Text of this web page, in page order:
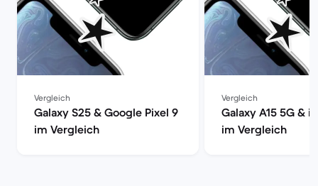
Vergleich
Galaxy S25 & Google Pixel 9
im Vergleich
Vergleich
Galaxy A15 5G &
im Vergleich